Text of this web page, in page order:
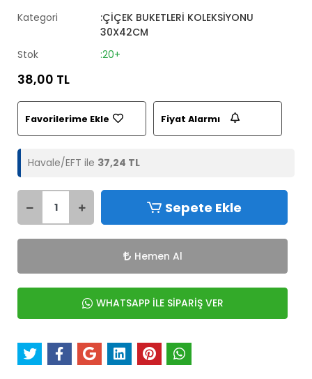
Kategori
:ÇİÇEK BUKETLERİ KOLEKSİYONU
30X42CM
Stok
:20+
38,00 TL
Favorilerime Ekle Fiyat Alarmı
Havale/EFT ile 37,24 TL
Sepete Ekle
Hemen Al
WHATSAPP İLE SİPARİŞ VER